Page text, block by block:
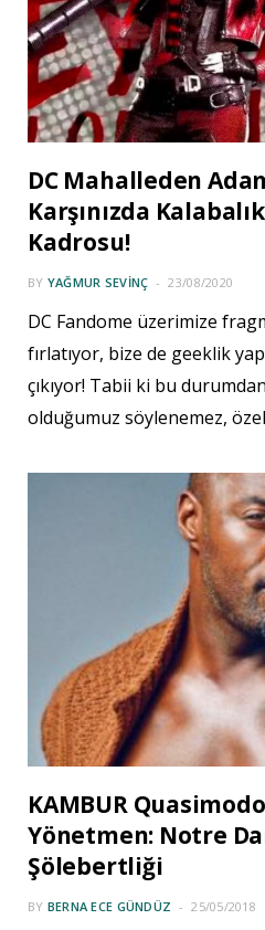
DC Mahalleden
Karşınızda
Kadrosu!
BY YAĞMUR SEVINÇ 23/08/2020
DC Fandome üzerimize
fırlatıyor, bize de geeklik
çıkıyor! Tabii ki bu
olduğumuz söylenemez,
KAMBUR
Yönetmen: Notre
Şölebertliği
BY BERNA ECE GÜNDÜZ 25/05/2018